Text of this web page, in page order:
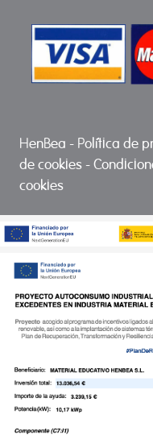
HenBea - Política de
de cookies -
cookies